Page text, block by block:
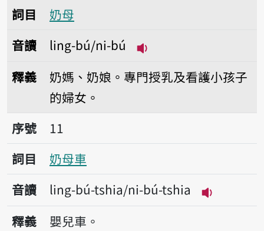
詞目
奶母
音讀
ling-bú/ni-bú
釋義
奶媽、奶娘。專門授乳及看護小孩子
的婦女。
序號11奶母車
序號
11
詞目
奶母車
音讀
ling-bú-tshia/ni-bú-tshia
播放音讀
釋義
嬰兒車。